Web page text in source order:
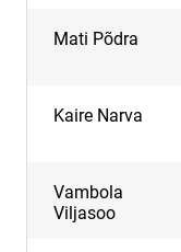
Mati Põdra
Kaire Narva
Vambola
Viljasoo